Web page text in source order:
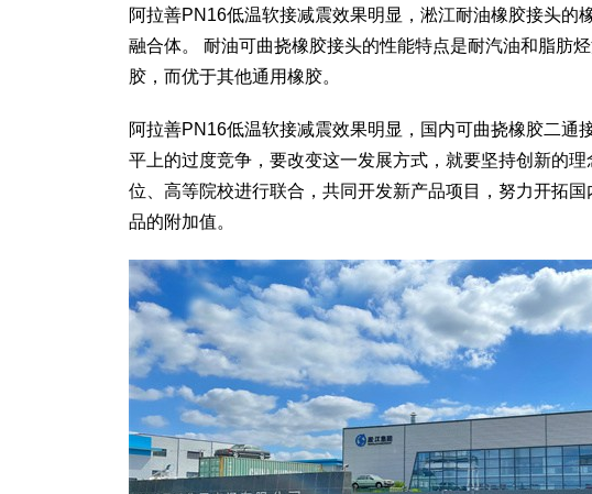
阿拉善PN16低温软接减震效果明显，淞江耐油橡胶接头
融合体。 耐油可曲挠橡胶接头的性能特点是耐汽油和脂肪
胶，而优于其他通用橡胶。
阿拉善PN16低温软接减震效果明显，国内可曲挠橡胶二
平上的过度竞争，要改变这一发展方式，就要坚持创新的
位、高等院校进行联合，共同开发新产品项目，努力开拓
品的附加值。